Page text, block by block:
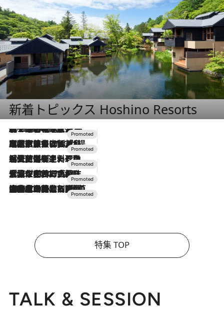
新着トピックス Hoshino Resorts
2026.8.7
【トンボの足水浴】ヒノキの香りに包まれて涼感マックス！約13℃の湧水かけ流しを避暑地「星野温泉 トンボの湯」で体験
2026.7.31
【ホテル帰省】という選択肢をOMOが提案。家族とほどよい距離を保つには「昼は実家、夜は気兼ねなくホテルで！」
2026.7.24
【夏限定ディナーコース】旬を迎える稚鮎や花ズッキーニなどをイタリア・トスカーナの郷土料理の手法で満喫！
2026.7.17
「土佐和ハーブかき氷」がOMO7高知に登場！生姜、山椒、大葉など目にも舌にも涼を呼ぶ郷土の味
2026.7.10
NEW OPEN！【界 草津】名湯の地に誕生。趣の異なる2種の温泉と上州ならではの会席・蕎麦割烹など美食を味わう究極の癒やし旅
特集 TOP
TALK & SESSION